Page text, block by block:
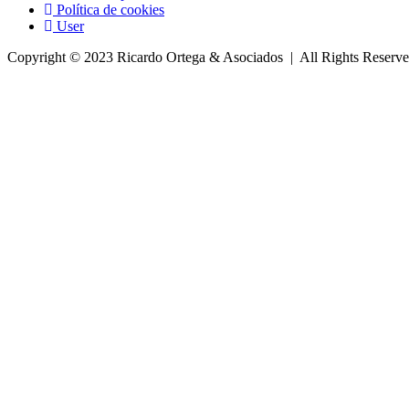
Política de cookies
User
Copyright © 2023 Ricardo Ortega & Asociados | All Rights